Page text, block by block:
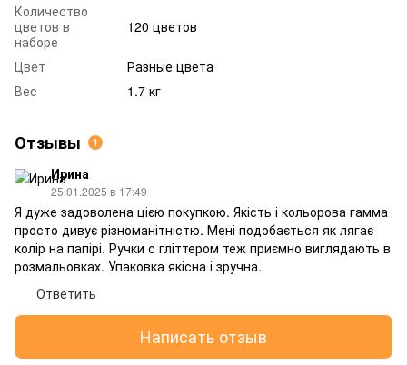
Количество
цветов в
наборе
120 цветов
Цвет
Разные цвета
Вес
1.7 кг
Отзывы 1
Ирина
25.01.2025 в 17:49
Я дуже задоволена цією покупкою. Якість і кольорова гамма
просто дивує різноманітністю. Мені подобається як лягає
колір на папірі. Ручки с гліттером теж приємно виглядають в
розмальовках. Упаковка якісна і зручна.
Ответить
Написать отзыв